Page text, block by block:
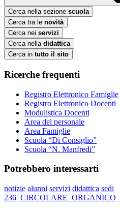
Cerca nella sezione scuola
Cerca tra le novità
Cerca nei servizi
Cerca nella didattica
Cerca in tutto il sito
Ricerche frequenti
Registro Elettronico Famiglie
Registro Elettronico Docenti
Modulistica Docenti
Area del personale
Area Famiglie
Scuola “Di Consiglio”
Scuola “N. Manfredi”
Potrebbero interessarti
notizie alunni servizi didattica sedi